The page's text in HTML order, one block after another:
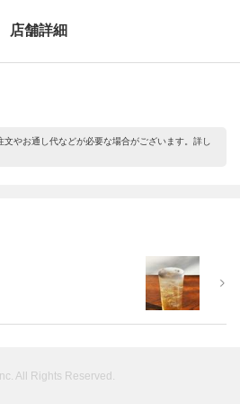
店舗詳細
やお通し代などが必要な場合がございます。詳し
All Rights Reserved.